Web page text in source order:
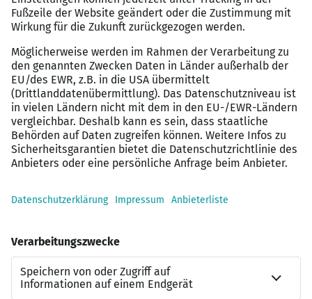
Extras:Betriebsrestaurant, B-Vital – Zentrum für
Fitness und Physiotherapie, betriebliche
Krankenzusatzversicherung, Vorteilsportal
corporate benefits
Bereit für eine neue
Herausforderung?
Hör auf zu suchen. Wir sind hier.
Wir freuen uns auf Ihre Bewerbung als Fachkraft für
Gibt es offene Fragen? Wir haben die passenden
Antworten: